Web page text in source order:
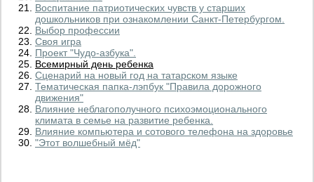
Воспитание патриотических чувств у старших
дошкольников при ознакомлении Санкт-Петербургом.
Выбор профессии
Своя игра
Проект "Чудо-азбука".
Всемирный день ребенка
Сценарий на новый год на татарском языке
Тематическая папка-лэпбук "Правила дорожного
движения"
Влияние неблагополучного психоэмоционального
климата в семье на развитие ребенка.
Влияние компьютера и сотового телефона на здоровье
"Этот волшебный мёд"